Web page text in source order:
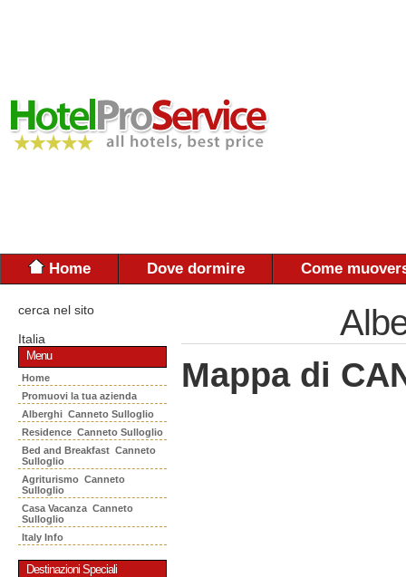
Home Dove dormire Come
cerca nel sito
Italia
Menu
Home
Promuovi la tua azienda
Alberghi Canneto Sulloglio
Residence Canneto Sulloglio
Bed and Breakfast Canneto
Sulloglio
Agriturismo Canneto
Sulloglio
Casa Vacanza Canneto
Sulloglio
Italy Info
Destinazioni Speciali
Mappa di